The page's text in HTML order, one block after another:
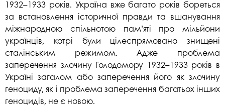
1932–1933 років. Україна вже багато років бореться
за встановлення історичної правди та вшанування
міжнародною спільнотою пам’яті про мільйони
українців, котрі були цілеспрямовано знищені
сталінським режимом. Адже проблема
заперечення злочину Голодомору 1932–1933 років в
Україні загалом або заперечення його як злочину
геноциду, як і проблема заперечення багатьох інших
геноцидів, не є новою.